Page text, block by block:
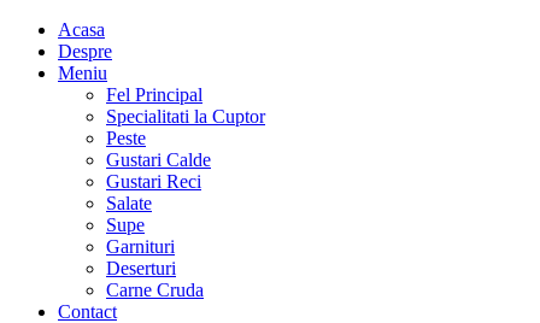
Acasa
Despre
Meniu
Fel Principal
Specialitati la Cuptor
Peste
Gustari Calde
Gustari Reci
Salate
Supe
Garnituri
Deserturi
Carne Cruda
Contact